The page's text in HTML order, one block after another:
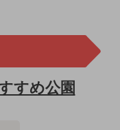
すめ公園